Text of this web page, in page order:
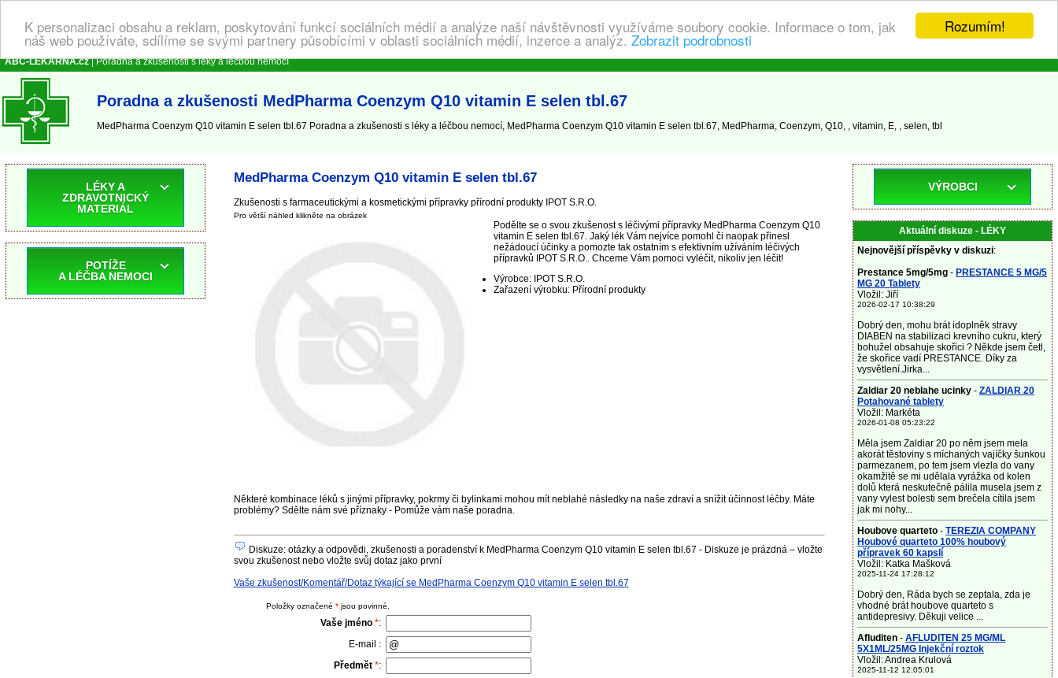
Rozumím!
K personalizaci obsahu a reklam, poskytování funkcí sociálních médií a analýze naší návštěvnosti využíváme soubory cookie. Informace o tom, jak
náš web používáte, sdílíme se svými partnery působícími v oblasti sociálních médií, inzerce a analýz. Zobrazit podrobnosti
ABC-LEKARNA.cz| Poradna a zkušenosti s léky a léčbou nemocí
Poradna a zkušenosti MedPharma Coenzym Q10 vitamin E selen tbl.67
MedPharma Coenzym Q10 vitamin E selen tbl.67 Poradna a zkušenosti s léky a léčbou nemocí, MedPharma Coenzym Q10 vitamin E selen tbl.67, MedPharma, Coenzym, Q10, , vitamin, E, , selen, tbl
MedPharma Coenzym Q10 vitamin E selen tbl.67
Zkušenosti s farmaceutickými a kosmetickými přípravky přírodní produkty IPOT S.R.O.
Pro větší náhled klikněte na obrázek
Podělte se o svou zkušenost s léčivými přípravky MedPharma Coenzym Q10
vitamin E selen tbl.67. Jaký lék Vám nejvíce pomohl či naopak přinesl
nežádoucí účinky a pomozte tak ostatním s efektivním užíváním léčivých
přípravků IPOT S.R.O.. Chceme Vám pomoci vyléčit, nikoliv jen léčit!
Výrobce: IPOT S.R.O.
Zařazení výrobku: Přírodní produkty
Některé kombinace léků s jinými přípravky, pokrmy či bylinkami mohou mít neblahé následky na naše zdraví a snížit účinnost léčby. Máte
problémy? Sdělte nám své příznaky - Pomůže vám naše poradna.
Diskuze: otázky a odpovědi, zkušenosti a poradenství k MedPharma Coenzym Q10 vitamin E selen tbl.67 - Diskuze je prázdná – vložte
svou zkušenost nebo vložte svůj dotaz jako první
Vaše zkušenost/Komentář/Dotaz týkající se MedPharma Coenzym Q10 vitamin E selen tbl.67
Položky označené *jsou povinné.
Vaše jméno *:
E-mail :
Předmět *:
LÉKY A
ZDRAVOTNICKÝ
MATERIÁL
POTÍŽE
A LÉČBA NEMOCI
VÝROBCI
Aktuální diskuze - LÉKY
Nejnovější příspěvky v diskuzi:
Prestance 5mg/5mg - PRESTANCE 5 MG/5
MG 20 Tablety
Vložil: Jiří
2026-02-17 10:38:29
Dobrý den, mohu brát idoplněk stravy
DIABEN na stabilizaci krevního cukru, který
bohužel obsahuje skořici ? Někde jsem četl,
že skořice vadí PRESTANCE. Díky za
vysvětlení.Jirka...
Zaldiar 20 neblahe ucinky - ZALDIAR 20
Potahované tablety
Vložil: Markéta
2026-01-08 05:23:22
Měla jsem Zaldiar 20 po něm jsem mela
akorát těstoviny s míchaných vajíčky šunkou
parmezanem, po tem jsem vlezla do vany
okamžitě se mi udělala vyrážka od kolen
dolů která neskutečně pálila musela jsem z
vany vylest bolesti sem brečela cítila jsem
jak mi nohy...
Houbove quarteto - TEREZIA COMPANY
Houbové quarteto 100% houbový
přípravek 60 kapslí
Vložil: Katka Mašková
2025-11-24 17:28:12
Dobrý den, Ráda bych se zeptala, zda je
vhodné brát houbove quarteto s
antidepresivy. Děkuji velice ...
Afluditen - AFLUDITEN 25 MG/ML
5X1ML/25MG Injekční roztok
Vložil: Andrea Krulová
2025-11-12 12:05:01